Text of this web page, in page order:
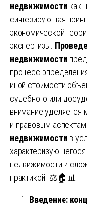
недвижимости как
синтезирующая
экономической
экспертизы.
недвижимости
процесс
иной стоимости
судебного или
внимание уделяется
и правовым аспектам
недвижимости в
недвижимости и
практикой. ⚖️🏠📊
Введение: